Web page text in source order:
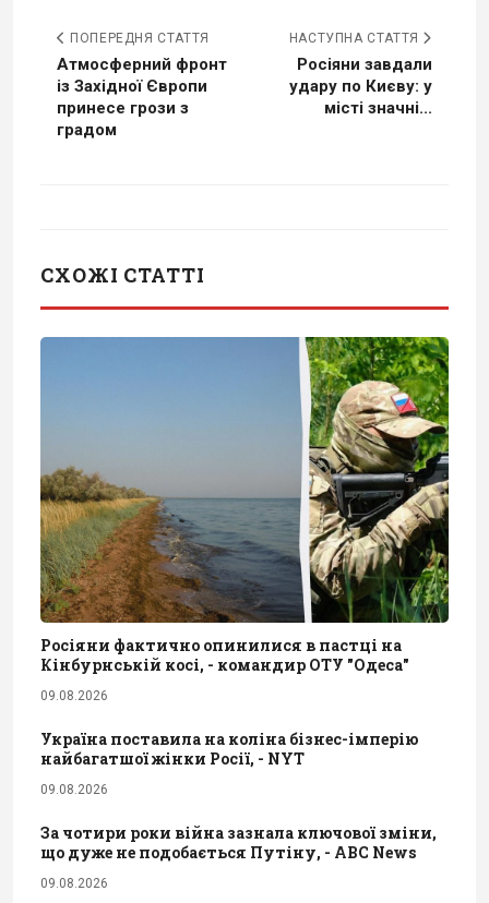
ПОПЕРЕДНЯ СТАТТЯ
Атмосферний фронт
із Західної Європи
принесе грози з
градом
НАСТУПНА СТАТТЯ
Росіяни завдали
удару по Києву: у
місті значні...
СХОЖІ СТАТТІ
Росіяни фактично опинилися в пастці на
Кінбурнській косі, - командир ОТУ "Одеса"
09.08.2026
Україна поставила на коліна бізнес-імперію
найбагатшої жінки Росії, - NYT
09.08.2026
За чотири роки війна зазнала ключової зміни,
що дуже не подобається Путіну, - ABC News
09.08.2026